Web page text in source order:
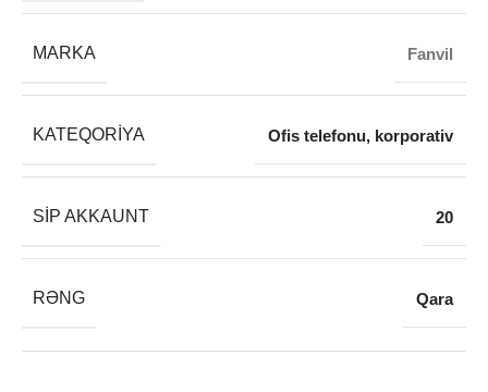
MARKA Fanvil
KATEQORIYA Ofis telefonu, korporativ
SIP AKKAUNT 20
RƏNG Qara